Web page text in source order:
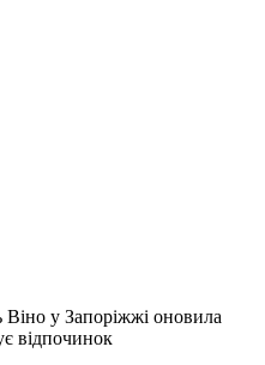
Віно у Запоріжжі оновила
відпочинок